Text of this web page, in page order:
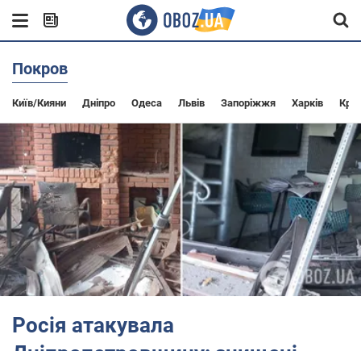
Покров
Київ/Кияни Дніпро Одеса Львів Запоріжжя Харків
Росія атакувала